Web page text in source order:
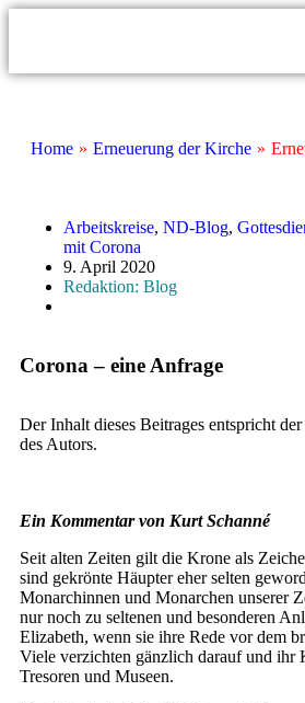
Home » Erneuerung der Kirche »
Arbeitskreise, ND-Blog,
mit Corona
9. April 2020
Redaktion: Blog
Corona – eine Anfrage
Der Inhalt dieses Beitrages entspricht
des Autors.
Ein Kommentar von Kurt Schanné
Seit alten Zeiten gilt die Krone als
sind gekrönte Häupter eher selten
Monarchinnen und Monarchen unserer
nur noch zu seltenen und besonderen
Elizabeth, wenn sie ihre Rede vor dem
Viele verzichten gänzlich darauf und ihr
Tresoren und Museen.